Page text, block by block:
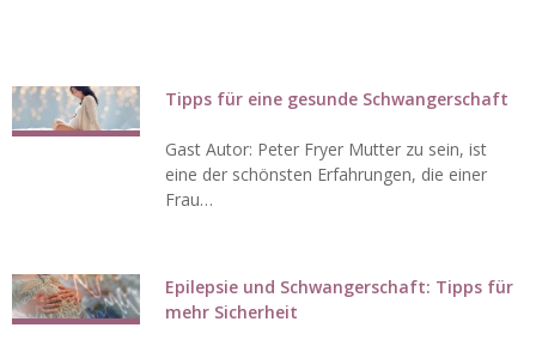
Tipps für eine gesunde Schwangerschaft
Gast Autor: Peter Fryer Mutter zu sein, ist
eine der schönsten Erfahrungen, die einer
Frau…
Epilepsie und Schwangerschaft: Tipps für
mehr Sicherheit